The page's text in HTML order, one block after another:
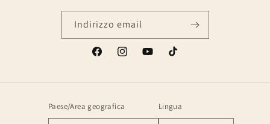
Indirizzo email
FacebookInstagramYouTubeTikTok
Paese/Area geografica Lingua